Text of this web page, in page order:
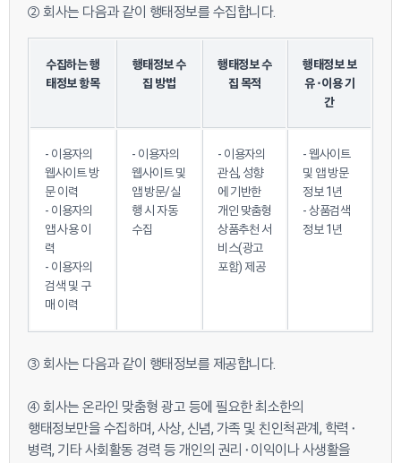
② 회사는 다음과 같이 행태정보를 수집합니다.
수집하는 행
태정보 항목
행태정보 수
집 방법
행태정보 수
집 목적
행태정보 보
유⬝이용 기
간
- 이용자의
웹사이트 방
문 이력
- 이용자의
앱 사용 이
력
- 이용자의
검색 및 구
매 이력
- 이용자의
웹사이트 및
앱 방문/실
행 시 자동
수집
- 이용자의
관심, 성향
에 기반한
개인 맞춤형
상품추천 서
비스(광고
포함) 제공
- 웹사이트
및 앱 방문
정보 1년
- 상품검색
정보 1년
③ 회사는 다음과 같이 행태정보를 제공합니다.
④ 회사는 온라인 맞춤형 광고 등에 필요한 최소한의
행태정보만을 수집하며, 사상, 신념, 가족 및 친인척관계, 학력⬝
병력, 기타 사회활동 경력 등 개인의 권리⬝이익이나 사생활을